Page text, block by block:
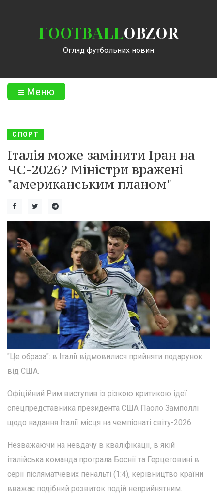
FOOTBALLOBZOR
Огляд футбольних новин
Меню
СПОРТ
Італія може замінити Іран на
ЧС-2026? Міністри вражені
"американським планом"
"Це образа": в Італії відмовилися прийняти подарунок
від США.
Офіційний Рим виступив із різкою критикою ідеї
спецпредставника президента США Паоло Замполлі
щодо надання Італії місця на чемпіонаті світу-2026.
Незважаючи на невдачу в кваліфікації, в якій
італійська команда програла Боснії та Герцеговині в
серії післяматчевих пенальті (1:4), керівництво країни
вважає подібний розвиток подій неприйнятним.